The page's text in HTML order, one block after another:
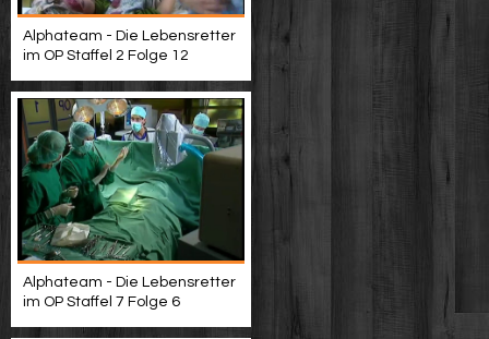
Alphateam - Die Lebensretter
im OP Staffel 2 Folge 12
Alphateam - Die Lebensretter
im OP Staffel 7 Folge 6